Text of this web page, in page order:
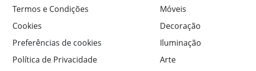
Termos e Condições
Cookies
Preferências de cookies
Política de Privacidade
Móveis
Decoração
Iluminação
Arte